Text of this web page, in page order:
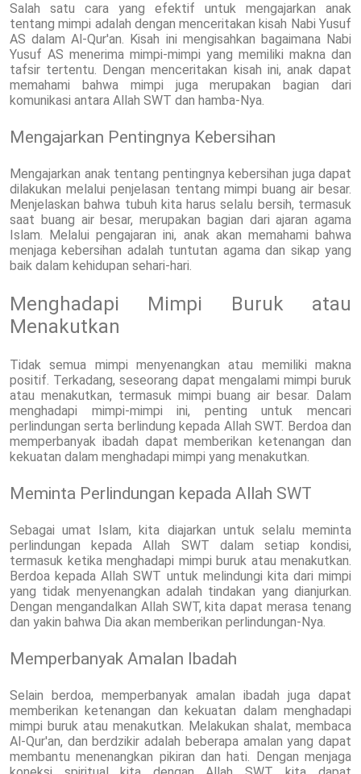
Salah satu cara yang efektif untuk mengajarkan anak
tentang mimpi adalah dengan menceritakan kisah Nabi Yusuf
AS dalam Al-Qur'an. Kisah ini mengisahkan bagaimana Nabi
Yusuf AS menerima mimpi-mimpi yang memiliki makna dan
tafsir tertentu. Dengan menceritakan kisah ini, anak dapat
memahami bahwa mimpi juga merupakan bagian dari
komunikasi antara Allah SWT dan hamba-Nya.
Mengajarkan Pentingnya Kebersihan
Mengajarkan anak tentang pentingnya kebersihan juga dapat
dilakukan melalui penjelasan tentang mimpi buang air besar.
Menjelaskan bahwa tubuh kita harus selalu bersih, termasuk
saat buang air besar, merupakan bagian dari ajaran agama
Islam. Melalui pengajaran ini, anak akan memahami bahwa
menjaga kebersihan adalah tuntutan agama dan sikap yang
baik dalam kehidupan sehari-hari.
Menghadapi Mimpi Buruk atau
Menakutkan
Tidak semua mimpi menyenangkan atau memiliki makna
positif. Terkadang, seseorang dapat mengalami mimpi buruk
atau menakutkan, termasuk mimpi buang air besar. Dalam
menghadapi mimpi-mimpi ini, penting untuk mencari
perlindungan serta berlindung kepada Allah SWT. Berdoa dan
memperbanyak ibadah dapat memberikan ketenangan dan
kekuatan dalam menghadapi mimpi yang menakutkan.
Meminta Perlindungan kepada Allah SWT
Sebagai umat Islam, kita diajarkan untuk selalu meminta
perlindungan kepada Allah SWT dalam setiap kondisi,
termasuk ketika menghadapi mimpi buruk atau menakutkan.
Berdoa kepada Allah SWT untuk melindungi kita dari mimpi
yang tidak menyenangkan adalah tindakan yang dianjurkan.
Dengan mengandalkan Allah SWT, kita dapat merasa tenang
dan yakin bahwa Dia akan memberikan perlindungan-Nya.
Memperbanyak Amalan Ibadah
Selain berdoa, memperbanyak amalan ibadah juga dapat
memberikan ketenangan dan kekuatan dalam menghadapi
mimpi buruk atau menakutkan. Melakukan shalat, membaca
Al-Qur'an, dan berdzikir adalah beberapa amalan yang dapat
membantu menenangkan pikiran dan hati. Dengan menjaga